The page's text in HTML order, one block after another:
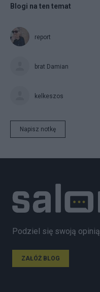
Blogi na ten temat
report
brat Damian
kelkeszos
Napisz notkę
Podziel się swoją opinią
ZAŁÓŻ BLOG